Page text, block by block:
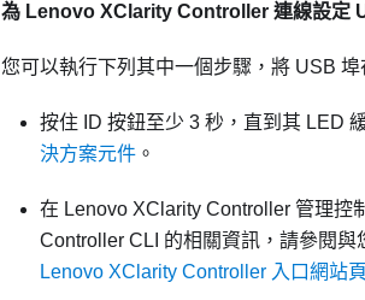
為 Lenovo XClarity Controller 連線設定
您可以執行下列其中一個步驟，將 USB 埠
按住 ID 按鈕至少 3 秒，直到其 LED
決方案元件 。
在 Lenovo XClarity Controller 管理控
Controller CLI 的相關資訊，請參閱與
Lenovo XClarity Controller 入口網站